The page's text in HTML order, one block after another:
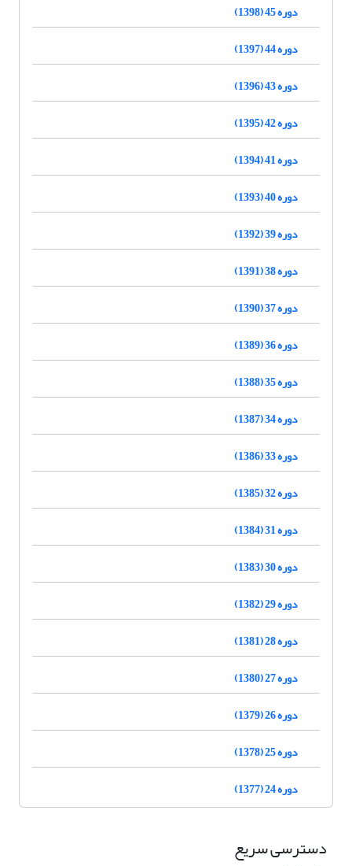
دوره 45 (1398)
دوره 44 (1397)
دوره 43 (1396)
دوره 42 (1395)
دوره 41 (1394)
دوره 40 (1393)
دوره 39 (1392)
دوره 38 (1391)
دوره 37 (1390)
دوره 36 (1389)
دوره 35 (1388)
دوره 34 (1387)
دوره 33 (1386)
دوره 32 (1385)
دوره 31 (1384)
دوره 30 (1383)
دوره 29 (1382)
دوره 28 (1381)
دوره 27 (1380)
دوره 26 (1379)
دوره 25 (1378)
دوره 24 (1377)
دسترسی سریع